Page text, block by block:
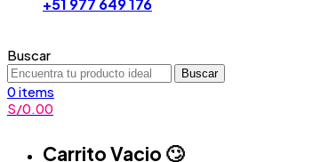
+51 977 649 176
Buscar
Buscar
0items
S/0.00
Carrito Vacio 🙄